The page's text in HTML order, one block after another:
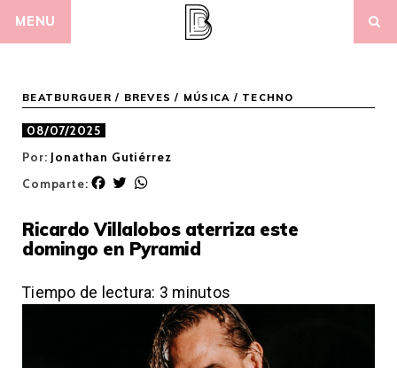
MENU
BEATBURGUER / BREVES / MÚSICA / TECHNO
08/07/2025
Por: Jonathan Gutiérrez
Comparte:
F
e
b
o
k
T
t
t
r
t
s
p
p
Ricardo Villalobos aterriza este
domingo en Pyramid
Tiempo de lectura: 3 minutos